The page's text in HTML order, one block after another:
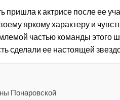
пришла к актрисе после ее
яркому характеру и
частью команды этого
сделали ее настоящей
Понаровской